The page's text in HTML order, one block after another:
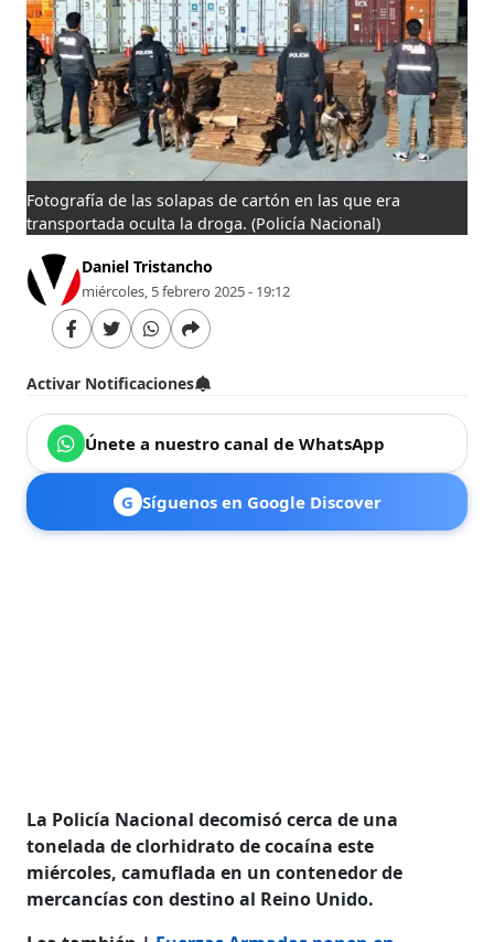
Fotografía de las solapas de cartón en las que era
transportada oculta la droga. (Policía Nacional)
Daniel Tristancho
miércoles, 5 febrero 2025 - 19:12
Activar Notificaciones
Únete a nuestro canal de WhatsApp
G Síguenos en Google Discover
La Policía Nacional decomisó cerca de una
tonelada de clorhidrato de cocaína este
miércoles, camuflada en un contenedor de
mercancías con destino al Reino Unido.